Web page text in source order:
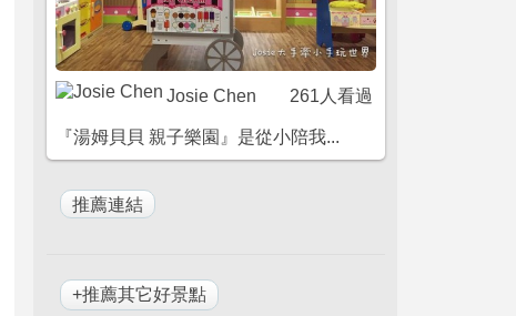
Josie Chen 261人看過
『湯姆貝貝 親子樂園』是從小陪我...
+推薦其它好景點